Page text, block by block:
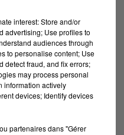
de
interest: Store and/or
advertising; Use profiles to
audiences through
to personalise content; Use
detect fraud, and fix errors;
may process personal
information actively
devices; Identify devices
partenaires dans "Gérer